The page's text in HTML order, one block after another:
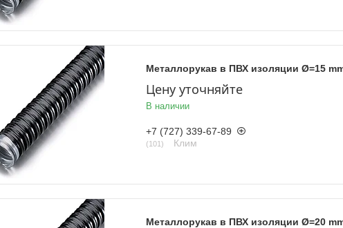
Металлорукав в ПВХ изоляции Ø=15
Цену уточняйте
В наличии
+7 (727) 339-67-89
101 Клим
Металлорукав в ПВХ изоляции Ø=20